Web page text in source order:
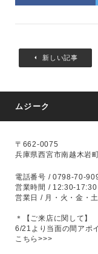
新しい記事
ムジーク
〒662-0075
兵庫県西宮市南越木岩
電話番号 / 0798-70-
営業時間 / 12:30-17:30
営業日 / 月・火・金・土
＊【ご来店に関して】
6/21より当面の間アポ
こちら>>>